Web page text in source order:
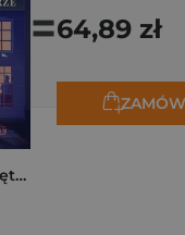
Moja rodzina na piętrze
=64,89 zł